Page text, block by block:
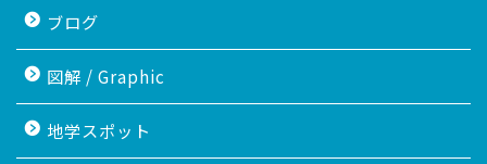
ブログ
図解 / Graphic
地学スポット